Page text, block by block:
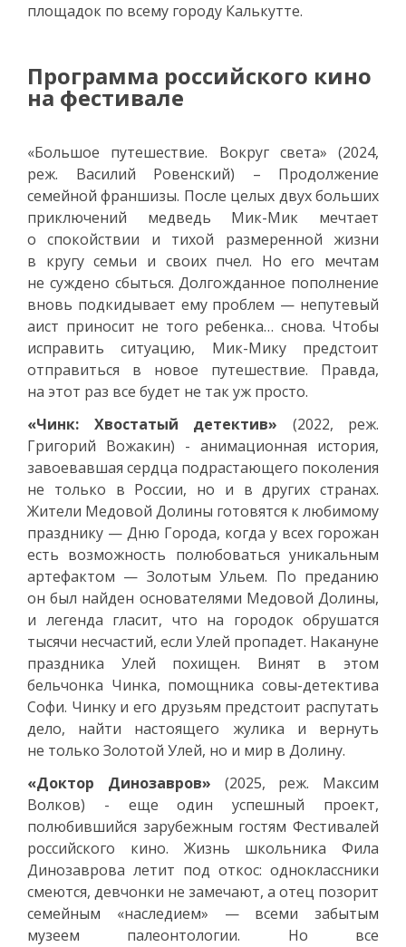
площадок по всему городу Калькутте.
Программа российского кино
на фестивале
«Большое путешествие. Вокруг света» (2024,
реж. Василий Ровенский) – Продолжение
семейной франшизы. После целых двух больших
приключений медведь Мик-Мик мечтает
о спокойствии и тихой размеренной жизни
в кругу семьи и своих пчел. Но его мечтам
не суждено сбыться. Долгожданное пополнение
вновь подкидывает ему проблем — непутевый
аист приносит не того ребенка… снова. Чтобы
исправить ситуацию, Мик-Мику предстоит
отправиться в новое путешествие. Правда,
на этот раз все будет не так уж просто.
«Чинк: Хвостатый детектив» (2022, реж.
Григорий Вожакин) - анимационная история,
завоевавшая сердца подрастающего поколения
не только в России, но и в других странах.
Жители Медовой Долины готовятся к любимому
празднику — Дню Города, когда у всех горожан
есть возможность полюбоваться уникальным
артефактом — Золотым Ульем. По преданию
он был найден основателями Медовой Долины,
и легенда гласит, что на городок обрушатся
тысячи несчастий, если Улей пропадет. Накануне
праздника Улей похищен. Винят в этом
бельчонка Чинка, помощника совы-детектива
Софи. Чинку и его друзьям предстоит распутать
дело, найти настоящего жулика и вернуть
не только Золотой Улей, но и мир в Долину.
«Доктор Динозавров» (2025, реж. Максим
Волков) - еще один успешный проект,
полюбившийся зарубежным гостям Фестивалей
российского кино. Жизнь школьника Фила
Динозаврова летит под откос: одноклассники
смеются, девчонки не замечают, а отец позорит
семейным «наследием» — всеми забытым
музеем палеонтологии. Но все